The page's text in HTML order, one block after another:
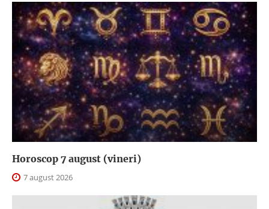
Horoscop 7 august (vineri)
7 august 2026